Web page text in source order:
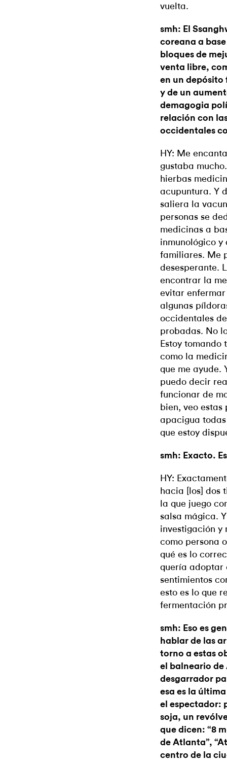
vuelta.
smh: El
coreana a
bloques de
venta libre,
en un depósito
y de un
demagogia
relación con
occidentales
HY: Me
gustaba
hierbas
acupuntura. Y
saliera la
personas se
medicinas a
inmunológico y
familiares. Me
desesperante.
encontrar la
evitar
algunas
occidentales
probadas. No
Estoy
como la
que me ayude.
puedo decir
funcionar de
bien, veo
apacigua
que estoy
smh: Exacto.
HY:
hacia [los] dos
la que juego
salsa mágica.
investigación y
como persona
qué es lo
quería adoptar
sentimientos
esto es lo que
fermentación
smh: Eso es
hablar de las
torno a estas
el balneario
desgarrador
esa es la
el espectador:
soja, un
que dicen: “8
de Atlanta”,
centro de la